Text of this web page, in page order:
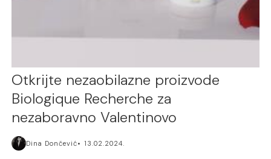
Otkrijte nezaobilazne proizvode
Biologique Recherche za
nezaboravno Valentinovo
Dina Dončević 13.02.2024.